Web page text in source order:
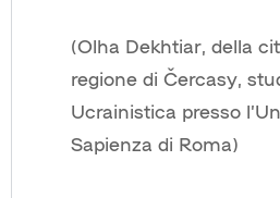
(Olha Dekhtiar, della
regione di Čercasy,
Ucrainistica presso
Sapienza di Roma)